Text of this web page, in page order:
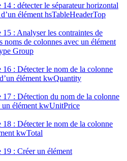
: détecter le séparateur horizontal
élément hsTableHeaderTop
: Analyser les contraintes de
noms de colonnes avec un élément
Group
16 : Détecter le nom de la colonne
élément kwQuantity
17 : Détection du nom de la colonne
élément kwUnitPrice
18 : Détecter le nom de la colonne
kwTotal
19 : Créer un élément